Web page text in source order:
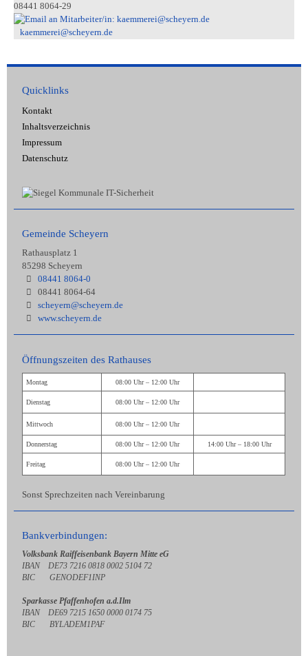
08441 8064-29
kaemmerei@scheyern.de
Quicklinks
Kontakt
Inhaltsverzeichnis
Impressum
Datenschutz
Gemeinde Scheyern
Rathausplatz 1
85298 Scheyern
08441 8064-0
08441 8064-64
scheyern@scheyern.de
www.scheyern.de
Öffnungszeiten des Rathauses
Montag 08:00 Uhr – 12:00 Uhr
Dienstag 08:00 Uhr – 12:00 Uhr
Mittwoch 08:00 Uhr – 12:00 Uhr
Donnerstag 08:00 Uhr – 12:00 Uhr 14:00 Uhr – 18:00 Uhr
Freitag 08:00 Uhr – 12:00 Uhr
Sonst Sprechzeiten nach Vereinbarung
Bankverbindungen:
Volksbank Raiffeisenbank Bayern Mitte eG
IBAN DE73 7216 0818 0002 5104 72
BIC GENODEF1INP
Sparkasse Pfaffenhofen a.d.Ilm
IBAN DE69 7215 1650 0000 0174 75
BIC BYLADEM1PAF